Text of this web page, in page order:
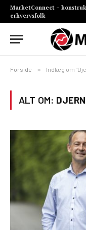
MarketConnect –
erhvervsfolk
Forside » Indlæg om
ALT OM: